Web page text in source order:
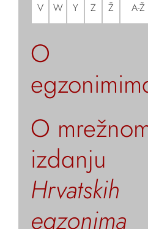
V W Y Z Ž A-Ž
O
O
izdanju
Hrvatskih
egzonima